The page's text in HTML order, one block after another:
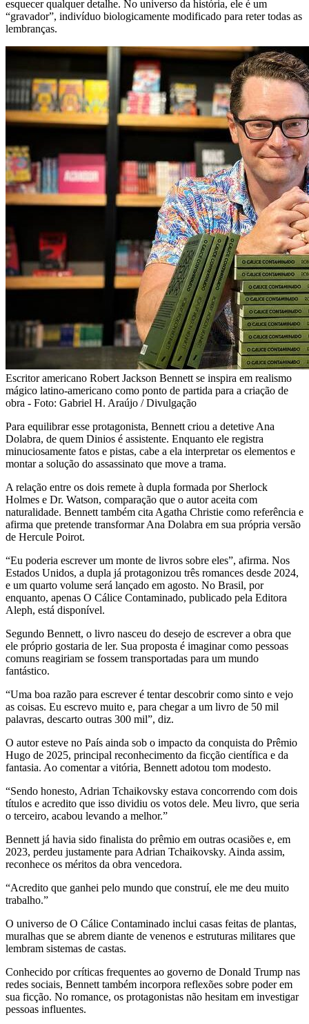
esquecer qualquer detalhe. No universo da história, ele é um
“gravador”, indivíduo biologicamente modificado para reter todas as
lembranças.
Escritor americano Robert Jackson Bennett se inspira em realismo
mágico latino-americano como ponto de partida para a criação de
obra - Foto: Gabriel H. Araújo / Divulgação
Para equilibrar esse protagonista, Bennett criou a detetive Ana
Dolabra, de quem Dinios é assistente. Enquanto ele registra
minuciosamente fatos e pistas, cabe a ela interpretar os elementos e
montar a solução do assassinato que move a trama.
A relação entre os dois remete à dupla formada por Sherlock
Holmes e Dr. Watson, comparação que o autor aceita com
naturalidade. Bennett também cita Agatha Christie como referência e
afirma que pretende transformar Ana Dolabra em sua própria versão
de Hercule Poirot.
“Eu poderia escrever um monte de livros sobre eles”, afirma. Nos
Estados Unidos, a dupla já protagonizou três romances desde 2024,
e um quarto volume será lançado em agosto. No Brasil, por
enquanto, apenas O Cálice Contaminado, publicado pela Editora
Aleph, está disponível.
Segundo Bennett, o livro nasceu do desejo de escrever a obra que
ele próprio gostaria de ler. Sua proposta é imaginar como pessoas
comuns reagiriam se fossem transportadas para um mundo
fantástico.
“Uma boa razão para escrever é tentar descobrir como sinto e vejo
as coisas. Eu escrevo muito e, para chegar a um livro de 50 mil
palavras, descarto outras 300 mil”, diz.
O autor esteve no País ainda sob o impacto da conquista do Prêmio
Hugo de 2025, principal reconhecimento da ficção científica e da
fantasia. Ao comentar a vitória, Bennett adotou tom modesto.
“Sendo honesto, Adrian Tchaikovsky estava concorrendo com dois
títulos e acredito que isso dividiu os votos dele. Meu livro, que seria
o terceiro, acabou levando a melhor.”
Bennett já havia sido finalista do prêmio em outras ocasiões e, em
2023, perdeu justamente para Adrian Tchaikovsky. Ainda assim,
reconhece os méritos da obra vencedora.
“Acredito que ganhei pelo mundo que construí, ele me deu muito
trabalho.”
O universo de O Cálice Contaminado inclui casas feitas de plantas,
muralhas que se abrem diante de venenos e estruturas militares que
lembram sistemas de castas.
Conhecido por críticas frequentes ao governo de Donald Trump nas
redes sociais, Bennett também incorpora reflexões sobre poder em
sua ficção. No romance, os protagonistas não hesitam em investigar
pessoas influentes.